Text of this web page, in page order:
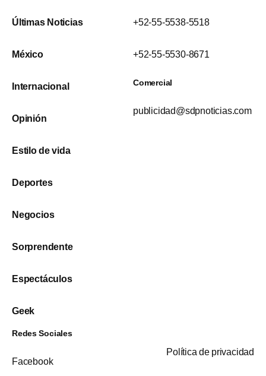
Últimas Noticias
México
Internacional
Opinión
Estilo de vida
Deportes
Negocios
Sorprendente
Espectáculos
Geek
+52-55-5538-5518
+52-55-5530-8671
Comercial
publicidad@sdpnoticias.com
Redes Sociales
Facebook
Política de privacidad